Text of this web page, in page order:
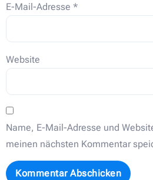
E-Mail-Adresse *
Website
Name, E-Mail-Adresse und
meinen nächsten Kommentar